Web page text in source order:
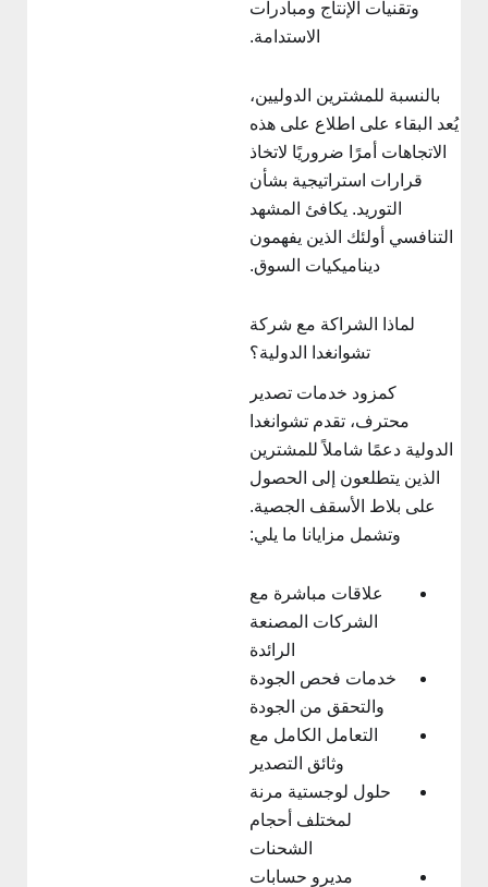
وتقنيات الإنتاج ومبادرات
الاستدامة.
بالنسبة للمشترين الدوليين،
البقاء على اطلاع على هذه
الاتجاهات أمرًا ضروريًا لاتخاذ
قرارات استراتيجية بشأن
التوريد. يكافئ المشهد
التنافسي أولئك الذين يفهمون
ديناميكيات السوق.
لماذا الشراكة مع شركة
تشوانغدا الدولية؟
كمزود خدمات تصدير
محترف، تقدم تشوانغدا
الدولية دعمًا شاملاً للمشترين
الذين يتطلعون إلى الحصول
على بلاط الأسقف الجصية.
وتشمل مزايانا ما يلي:
علاقات مباشرة مع
الشركات المصنعة
الرائدة
خدمات فحص الجودة
والتحقق من الجودة
التعامل الكامل مع
وثائق التصدير
حلول لوجستية مرنة
لمختلف أحجام
الشحنات
مديرو حسابات